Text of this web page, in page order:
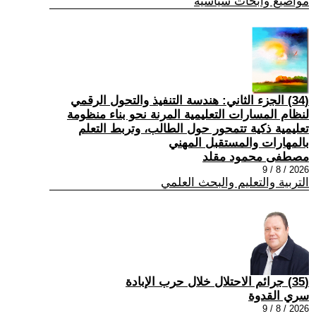
(34) الجزء الثاني: هندسة التنفيذ والتحول الرقمي
لنظام المسارات التعليمية المرنة نحو بناء منظومة
تعليمية ذكية تتمحور حول الطالب، وتربط التعلم
بالمهارات والمستقبل المهني
مصطفى محمود مقلد
2026 / 8 / 9
التربية والتعليم والبحث العلمي
(35) جرائم الاحتلال خلال حرب الإبادة
سري القدوة
2026 / 8 / 9